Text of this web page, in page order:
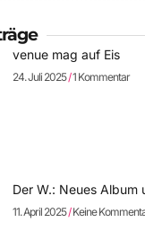
venue mag auf Eis
24. Juli 2025 1 Kommentar
Der W.: Neues Album
11. April 2025 Keine